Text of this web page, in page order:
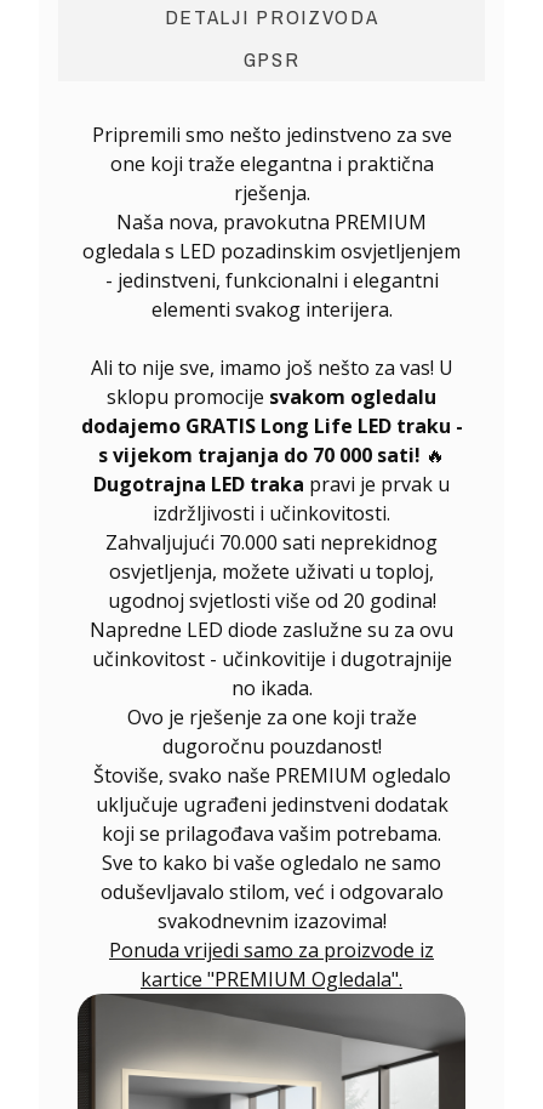
DETALJI PROIZVODA
GPSR
Pripremili smo nešto jedinstveno za sve
one koji traže elegantna i praktična
rješenja.
Naša nova, pravokutna PREMIUM
ogledala s LED pozadinskim osvjetljenjem
- jedinstveni, funkcionalni i elegantni
elementi svakog interijera.
Ali to nije sve, imamo još nešto za vas! U
sklopu promocije svakom ogledalu
dodajemo GRATIS Long Life LED traku -
s vijekom trajanja do 70 000 sati! 🔥
Dugotrajna LED traka pravi je prvak u
izdržljivosti i učinkovitosti.
Zahvaljujući 70.000 sati neprekidnog
osvjetljenja, možete uživati u toploj,
ugodnoj svjetlosti više od 20 godina!
Napredne LED diode zaslužne su za ovu
učinkovitost - učinkovitije i dugotrajnije
no ikada.
Ovo je rješenje za one koji traže
dugoročnu pouzdanost!
Štoviše, svako naše PREMIUM ogledalo
uključuje ugrađeni jedinstveni dodatak
koji se prilagođava vašim potrebama.
Sve to kako bi vaše ogledalo ne samo
oduševljavalo stilom, već i odgovaralo
svakodnevnim izazovima!
Ponuda vrijedi samo za proizvode iz
kartice "PREMIUM Ogledala".